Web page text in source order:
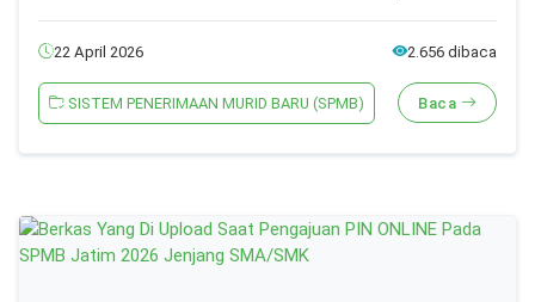
22 April 2026 2.656 dibaca
SISTEM PENERIMAAN MURID BARU (SPMB) Baca